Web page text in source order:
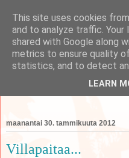
koti
perheen tempauksia äidin
maanantai 30. tammikuuta 2012
Villapaitaa...
This site uses cookies
and to analyze traffic. Your
shared with Google along
metrics to ensure quality
statistics, and to detect
LEARN